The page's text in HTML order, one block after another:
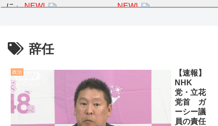
に」 NEW!
【悲報】いまの小学生
課後も夜遅くまで学童に預
けられる生活をしていた
wwwwwwwwwwwwww NE
W!
NEW!
キング 直近3週間｜2026年
8/3まで
【地獄のような聴聞会】
Ｗ杯１次Ｌ敗退の韓国 議員
辞任
政治
【速報】
NHK
党・立花
党首 ガ
ーシー議
員の責任